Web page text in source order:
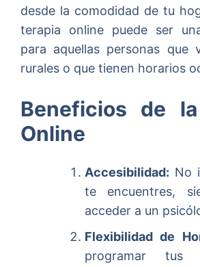
desde la comodidad de tu
terapia online puede ser
para aquellas personas que
rurales o que tienen horarios
Beneficios de
Online
Accesibilidad: No
te encuentres,
acceder a un
Flexibilidad de
programar tus